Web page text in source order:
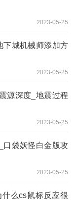
2023-05-25
下城机械师添加方
2023-05-25
源深度_地震过程
2023-05-25
口袋妖怪白金版攻
2023-05-25
么cs鼠标反应很